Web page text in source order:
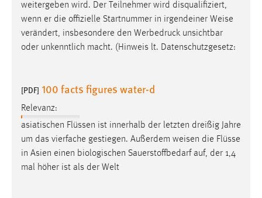
weitergeben wird. Der Teilnehmer wird disqualifiziert,
wenn er die offizielle Startnummer in irgendeiner Weise
verändert, insbesondere den Werbedruck unsichtbar
oder unkenntlich macht. (Hinweis lt. Datenschutzgesetz:
[PDF] 100 facts figures water-d
Relevanz:
asiatischen Flüssen ist innerhalb der letzten dreißig Jahre
um das vierfache gestiegen. Außerdem weisen die Flüsse
in Asien einen biologischen Sauerstoffbedarf auf, der 1,4
mal höher ist als der Welt
Facebook Pixel
Name:
_fbp
Facebook
Zweck:
Conversion-Tracking
Cookie Laufzeit:
3 Monate